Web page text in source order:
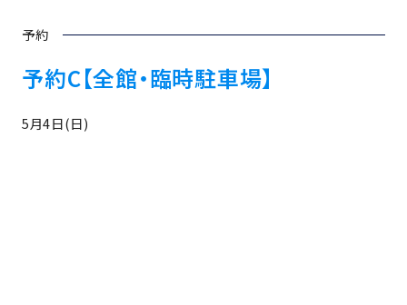
予約
予約C【全館・臨時駐車場】
5月4日(日)